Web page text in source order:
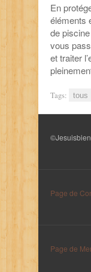
En
éléments
de
vous
et traiter
Tags: tous
Page de
Page de